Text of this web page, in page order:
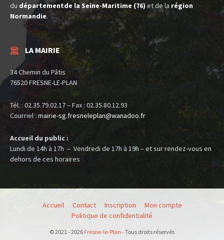
du départementde la Seine-Maritime (76) et de la région
Normandie.
LA MAIRIE
34 Chemin du Pâtis
76520 FRESNE-LE-PLAN
Tél. : 02.35.79.02.17 – Fax : 02.35.80.12.93
Courriel : mairie-sg.fresneleplan@wanadoo.fr
Accueil du public :
Lundi de 14h à 17h – Vendredi de 17h à 19h – et sur rendez-vous en
dehors de ces horaires
Accueil Contact Inscription
Mon compte
Politique de confidentialité
© 2021 - 2026 Fresne-le-Plan - Tous droits réservés